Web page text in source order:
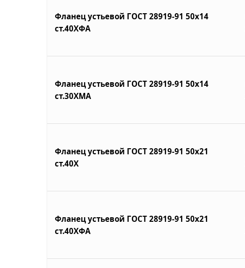
Фланец устьевой ГОСТ 28919-91 50х14
ст.40ХФА
Фланец устьевой ГОСТ 28919-91 50х14
ст.30ХМА
Фланец устьевой ГОСТ 28919-91 50х21
ст.40Х
Фланец устьевой ГОСТ 28919-91 50х21
ст.40ХФА